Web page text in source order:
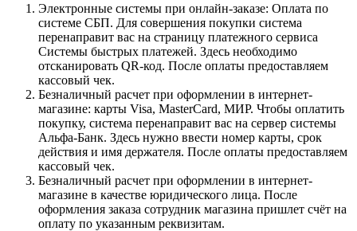
Электронные системы при онлайн-заказе: Оплата по
системе СБП. Для совершения покупки система
перенаправит вас на страницу платежного сервиса
Системы быстрых платежей. Здесь необходимо
отсканировать QR-код. После оплаты предоставляем
кассовый чек.
Безналичный расчет при оформлении в интернет-
магазине: карты Visa, MasterCard, МИР. Чтобы оплатить
покупку, система перенаправит вас на сервер системы
Альфа-Банк. Здесь нужно ввести номер карты, срок
действия и имя держателя. После оплаты предоставляем
кассовый чек.
Безналичный расчет при оформлении в интернет-
магазине в качестве юридического лица. После
оформления заказа сотрудник магазина пришлет счёт на
оплату по указанным реквизитам.